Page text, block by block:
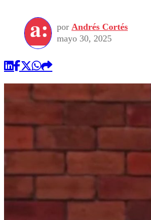
por Andrés Cortés
mayo 30, 2025